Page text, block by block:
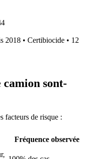
2018 • Certibiocide • 12
camion sont-
facteurs de risque :
Fréquence observée